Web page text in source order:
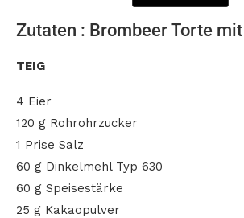
Zutaten : Brombeer Torte
TEIG
4 Eier
120 g Rohrohrzucker
1 Prise Salz
60 g Dinkelmehl Typ 630
60 g Speisestärke
25 g Kakaopulver